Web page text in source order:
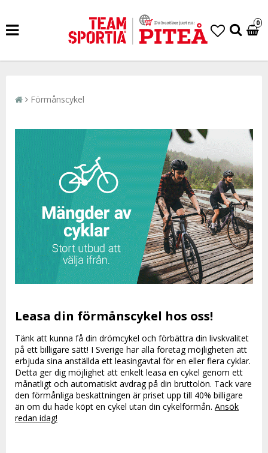
0
Förmånscykel
Leasa din förmånscykel hos oss!
Tänk att kunna få din drömcykel och förbättra din livskvalitet
på ett billigare sätt! I Sverige har alla företag möjligheten att
erbjuda sina anställda ett leasingavtal för en eller flera cyklar.
Detta ger dig möjlighet att enkelt leasa en cykel genom ett
månatligt och automatiskt avdrag på din bruttolön. Tack vare
den förmånliga beskattningen är priset upp till 40% billigare
än om du hade köpt en cykel utan din cykelförmån. Ansök
redan idag!